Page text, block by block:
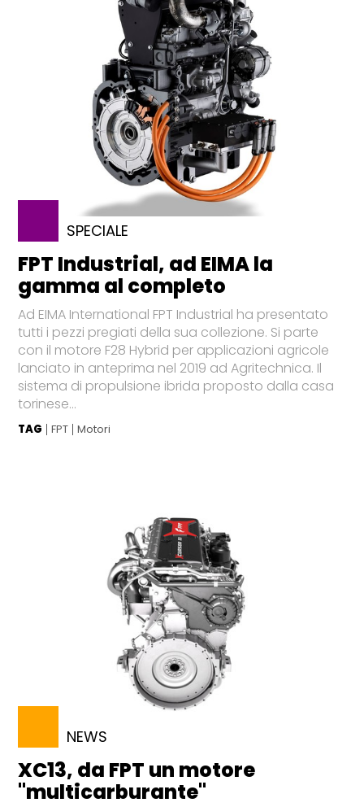
SPECIALE
FPT Industrial, ad EIMA la
gamma al completo
Ad EIMA International FPT Industrial ha presentato
tutti i pezzi pregiati della sua collezione. Si parte
con il motore F28 Hybrid per applicazioni agricole
lanciato in anteprima nel 2019 ad Agritechnica. Il
sistema di propulsione ibrida proposto dalla casa
torinese...
TAG FPT Motori
NEWS
XC13, da FPT un motore
"multicarburante"